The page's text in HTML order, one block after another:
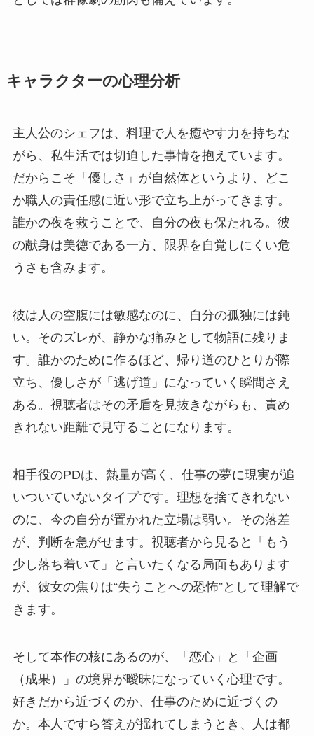
キャラクターの心理分析
主人公のシェフは、料理で人を癒やす力を持ちな
がら、私生活では切迫した事情を抱えています。
だからこそ「優しさ」が自然体というより、どこ
か職人の責任感に近い形で立ち上がってきます。
誰かの夜を救うことで、自分の夜も保たれる。彼
の献身は美徳である一方、限界を自覚しにくい危
うさも含みます。
彼は人の空腹には敏感なのに、自分の孤独には鈍
い。そのズレが、静かな痛みとして物語に残りま
す。誰かのために作るほど、帰り道のひとりが際
立ち、優しさが「逃げ道」になっていく瞬間さえ
ある。視聴者はその矛盾を見抜きながらも、責め
きれない距離で見守ることになります。
相手役のPDは、熱量が高く、仕事の夢に現実が追
いついていないタイプです。理想を捨てきれない
のに、今の自分が置かれた立場は弱い。その落差
が、判断を急がせます。視聴者から見ると「もう
少し落ち着いて」と言いたくなる局面もあります
が、彼女の焦りは“失うことへの恐怖”として理解で
きます。
そして本作の核にあるのが、「恋心」と「企画
（成果）」の境界が曖昧になっていく心理です。
好きだから近づくのか、仕事のために近づくの
か。本人ですら答えが揺れてしまうとき、人は都